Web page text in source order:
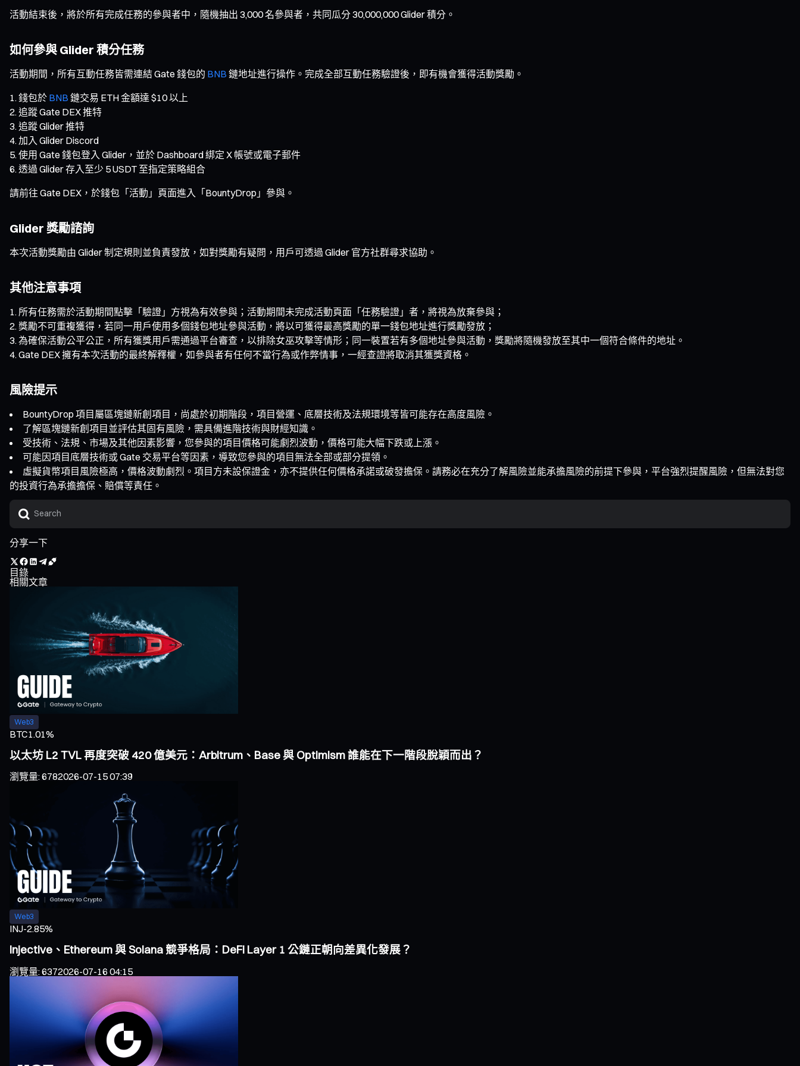
活動結束後，將於所有完成任務的參與者中，隨機抽出 3,000 名參與者，共同瓜分 30,000,000 Glider 積分。
如何參與 Glider 積分任務
活動期間，所有互動任務皆需連結 Gate 錢包的 BNB 鏈地址進行操作。完成全部互動任務驗證後，即有機會獲得活動獎勵。
錢包於 BNB 鏈交易 ETH 金額達 $10 以上
追蹤 Gate DEX 推特
追蹤 Glider 推特
加入 Glider Discord
使用 Gate 錢包登入 Glider，並於 Dashboard 綁定 X 帳號或電子郵件
透過 Glider 存入至少 5 USDT 至指定策略組合
請前往 Gate DEX，於錢包「活動」頁面進入「BountyDrop」參與。
Glider 獎勵諮詢
本次活動獎勵由 Glider 制定規則並負責發放，如對獎勵有疑問，用戶可透過 Glider 官方社群尋求協助。
其他注意事項
所有任務需於活動期間點擊「驗證」方視為有效參與；活動期間未完成活動頁面「任務驗證」者，將視為放棄參與；
獎勵不可重複獲得，若同一用戶使用多個錢包地址參與活動，將以可獲得最高獎勵的單一錢包地址進行獎勵發放；
為確保活動公平公正，所有獲獎用戶需通過平台審查，以排除女巫攻擊等情形；同一裝置若有多個地址參與活動，獎勵將隨機發放至其中一個符合條件的地址。
Gate DEX 擁有本次活動的最終解釋權，如參與者有任何不當行為或作弊情事，一經查證將取消其獲獎資格。
風險提示
BountyDrop 項目屬區塊鏈新創項目，尚處於初期階段，項目營運、底層技術及法規環境等皆可能存在高度風險。
了解區塊鏈新創項目並評估其固有風險，需具備進階技術與財經知識。
受技術、法規、市場及其他因素影響，您參與的項目價格可能劇烈波動，價格可能大幅下跌或上漲。
可能因項目底層技術或 Gate 交易平台等因素，導致您參與的項目無法全部或部分提領。
虛擬貨幣項目風險極高，價格波動劇烈。項目方未設保證金，亦不提供任何價格承諾或破發擔保。請務必在充分了解風險並能承擔風險的前提下參與，平台強烈提醒風險，但無法對您
的投資行為承擔擔保、賠償等責任。
分享一下
目錄
相關文章
Web3
BTC1.01%
以太坊 L2 TVL 再度突破 420 億美元：Arbitrum、Base 與 Optimism 誰能在下一階段脫穎而出？
瀏覽量:6782026-07-15 07:39
Web3
INJ-2.85%
Injective、Ethereum 與 Solana 競爭格局：DeFi Layer 1 公鏈正朝向差異化發展？
瀏覽量:6372026-07-16 04:15